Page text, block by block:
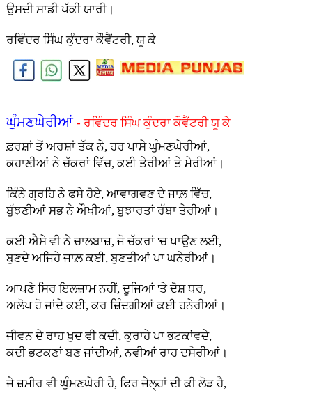
ਉਸਦੀ ਸਾਡੀ ਪੱਕੀ ਯਾਰੀ।
ਰਵਿੰਦਰ ਸਿੰਘ ਕੁੰਦਰਾ ਕੌਵੈਂਟਰੀ, ਯੂ ਕੇ
ਘੁੰਮਣਘੇਰੀਆਂ - ਰਵਿੰਦਰ ਸਿੰਘ ਕੁੰਦਰਾ ਕੌਵੈਂਟਰੀ ਯੂ ਕੇ
ਫ਼ਰਸ਼ਾਂ ਤੋਂ ਅਰਸ਼ਾਂ ਤੱਕ ਨੇ, ਹਰ ਪਾਸੇ ਘੁੰਮਣਘੇਰੀਆਂ,
ਕਹਾਣੀਆਂ ਨੇ ਚੱਕਰਾਂ ਵਿੱਚ, ਕਈ ਤੇਰੀਆਂ ਤੇ ਮੇਰੀਆਂ।
ਕਿੰਨੇ ਗ੍ਰਹਿ ਨੇ ਫਸੇ ਹੋਏ, ਆਵਾਗਵਣ ਦੇ ਜਾਲ਼ ਵਿੱਚ,
ਬੁੱਝਣੀਆਂ ਸਭ ਨੇ ਔਖੀਆਂ, ਬੁਝਾਰਤਾਂ ਰੱਬਾ ਤੇਰੀਆਂ।
ਕਈ ਐਸੇ ਵੀ ਨੇ ਚਾਲਬਾਜ਼, ਜੋ ਚੱਕਰਾਂ 'ਚ ਪਾਉਣ ਲਈ,
ਬੁਣਦੇ ਅਜਿਹੇ ਜਾਲ਼ ਕਈ, ਬੁਣਤੀਆਂ ਪਾ ਘਨੇਰੀਆਂ।
ਆਪਣੇ ਸਿਰ ਇਲਜ਼ਾਮ ਨਹੀਂ, ਦੂਜਿਆਂ 'ਤੇ ਦੋਸ਼ ਧਰ,
ਅਲੋਪ ਹੋ ਜਾਂਦੇ ਕਈ, ਕਰ ਜ਼ਿੰਦਗੀਆਂ ਕਈ ਹਨੇਰੀਆਂ।
ਜੀਵਨ ਦੇ ਰਾਹ ਖ਼ੁਦ ਵੀ ਕਦੀ, ਕੁਰਾਹੇ ਪਾ ਭਟਕਾਂਵਦੇ,
ਕਦੀ ਭਟਕਣਾਂ ਬਣ ਜਾਂਦੀਆਂ, ਨਵੀਆਂ ਰਾਹ ਦਸੇਰੀਆਂ।
ਜੇ ਜ਼ਮੀਰ ਵੀ ਘੁੰਮਣਘੇਰੀ ਹੈ, ਫਿਰ ਜੇਲ੍ਹਾਂ ਦੀ ਕੀ ਲੋੜ ਹੈ,